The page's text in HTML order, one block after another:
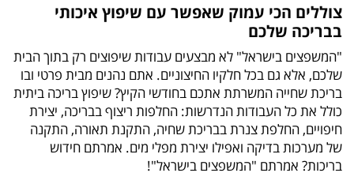
צוללים הכי עמוק שאפשר עם שיפוץ איכותי
בבריכה שלכם
"המשפצים בישראל" לא מבצעים עבודות שיפוצים רק בתוך הבית
שלכם, אלא גם בכל חלקיו החיצוניים. אתם נהנים מבית פרטי ובו
בריכת שחייה המשרתת אתכם בחודשי הקיץ? שיפוץ בריכה ביתית
כולל את כל העבודות הנדרשות: החלפות ריצוף בבריכה, יצירת
חיפויים, החלפת צנרת בבריכת שחיה, התקנת תאורה, התקנה
של מערכות בדיקה ואפילו יצירת מפלי מים. אמרתם חידוש
בריכות? אמרתם "המשפצים בישראל"!